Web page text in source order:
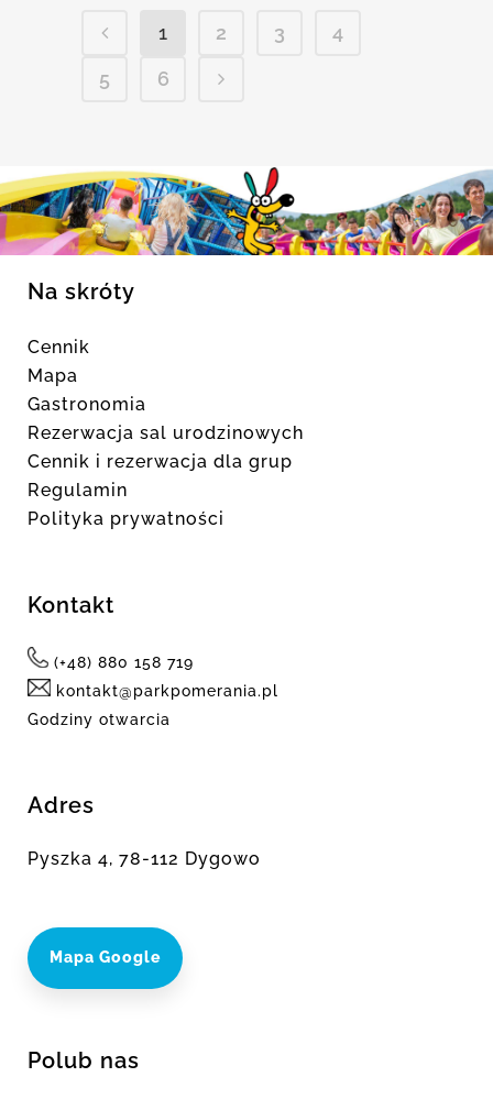
1 2 3
4
5
6
Na skróty
Cennik
Mapa
Gastronomia
Rezerwacja sal urodzinowych
Cennik i rezerwacja dla grup
Regulamin
Polityka prywatności
Kontakt
(+48) 880 158 719
kontakt@parkpomerania.pl
Godziny otwarcia
Adres
Pyszka 4, 78-112 Dygowo
Mapa Google
Polub nas